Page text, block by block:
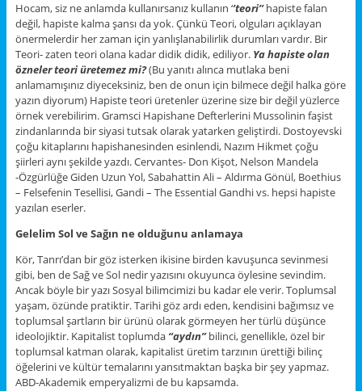
Hocam, siz ne anlamda kullanırsanız kullanın ‘’teori’’hapiste falan
değil, hapiste kalma şansı da yok. Çünkü Teori, olguları açıklayan
önermelerdir her zaman için yanlışlanabilirlik durumları vardır. Bir
Teori- zaten teori olana kadar didik didik, ediliyor. Ya hapiste olan
özneler teori üretemez mi?(Bu yanıtı alınca mutlaka beni
anlamamışınız diyeceksiniz, ben de onun için bilmece değil halka göre
yazın diyorum) Hapiste teori üretenler üzerine size bir değil yüzlerce
örnek verebilirim. Gramsci Hapishane Defterlerini Mussolinin faşist
zindanlarında bir siyasi tutsak olarak yatarken geliştirdi. Dostoyevski
çoğu kitaplarını hapishanesinden esinlendi, Nazım Hikmet çoğu
şiirleri aynı şekilde yazdı. Cervantes- Don Kişot, Nelson Mandela
-Özgürlüğe Giden Uzun Yol, Sabahattin Ali – Aldırma Gönül, Boethius
– Felsefenin Tesellisi, Gandi – The Essential Gandhi vs. hepsi hapiste
yazılan eserler.
Gelelim Sol ve Sağın ne olduğunu anlamaya
Kör, Tanrı’dan bir göz isterken ikisine birden kavuşunca sevinmesi
gibi, ben de Sağ ve Sol nedir yazısını okuyunca öylesine sevindim.
Ancak böyle bir yazı Sosyal bilimcimizi bu kadar ele verir. Toplumsal
yaşam, özünde pratiktir. Tarihi göz ardı eden, kendisini bağımsız ve
toplumsal şartların bir ürünü olarak görmeyen her türlü düşünce
ideolojiktir. Kapitalist toplumda “aydın”bilinci, genellikle, özel bir
toplumsal katman olarak, kapitalist üretim tarzının ürettiği bilinç
öğelerini ve kültür temalarını yansıtmaktan başka bir şey yapmaz.
ABD-Akademik emperyalizmi de bu kapsamda.